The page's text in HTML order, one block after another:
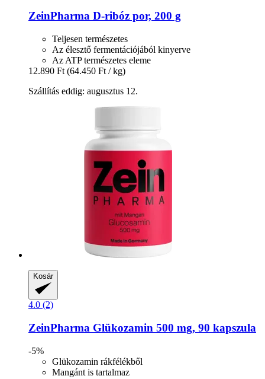
ZeinPharma D-​ribóz por, 200 g
Teljesen természetes
Az élesztő fermentációjából kinyerve
Az ATP természetes eleme
12.890 Ft (64.450 Ft / kg)
Szállítás eddig: augusztus 12.
Kosár
4.0 (2)
ZeinPharma Glükozamin 500 mg, 90 kapszula
-5%
Glükozamin rákfélékből
Mangánt is tartalmaz